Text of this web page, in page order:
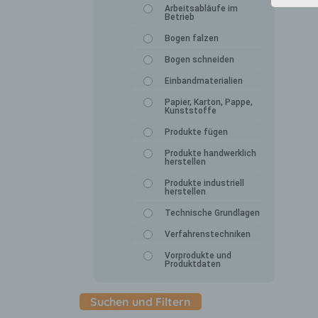
Arbeitsabläufe im
Betrieb
Bogen falzen
Bogen schneiden
Einbandmaterialien
Papier, Karton, Pappe,
Kunststoffe
Produkte fügen
Produkte handwerklich
herstellen
Produkte industriell
herstellen
Technische Grundlagen
Verfahrenstechniken
Vorprodukte und
Produktdaten